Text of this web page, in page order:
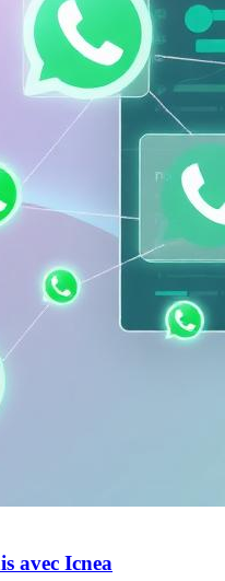
avec Icnea